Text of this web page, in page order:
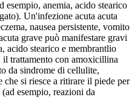
anemia, acido stearico
Un'infezione acuta acuta
nausea persistente, vomito
grave può manifestare gravi
acido stearico e membrantlio
trattamento con amoxicillina
da sindrome di cellulite,
si riesce a ritirare il piede per
esempio, reazioni da